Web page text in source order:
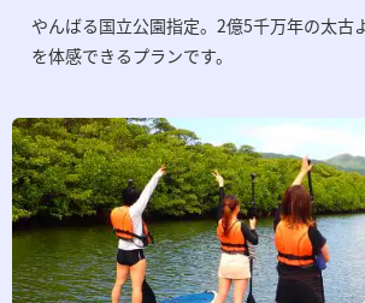
やんばる国立公園指定。2億5千万年の太古
を体感できるプランです。